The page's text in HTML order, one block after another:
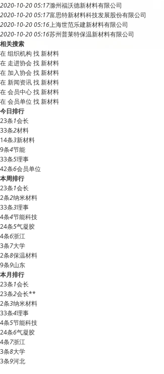
2020-10-20 05:17滁州福沃德新材料有限公司
2020-10-20 05:17富思特新材料科技发展股份有限公司
2020-10-20 05:16上海世范乐建新材料有限公司
2020-10-20 05:16苏州普莱特保温新材料有限公司
相关搜索
在组织机构 找 新材料
在 走进协会找 新材料
在加入协会找 新材料
在新闻资讯找 新材料
在会员中心找 新材料
在会员单位 找 新材料
今日排行
23条1会长
33条2材料
14条3新材料
9条4节能
33条5理事
42条6会员单位
本周排行
23条1会长
2条2纳米材料
33条3理事
4条4节能科技
24条5气凝胶
4条6浙江
3条7大学
2条8保温材料
9条9山东
本月排行
23条1会长
23条2会长**
2条3纳米材料
33条4理事
4条5节能科技
24条6气凝胶
4条7浙江
3条8大学
3条9河北